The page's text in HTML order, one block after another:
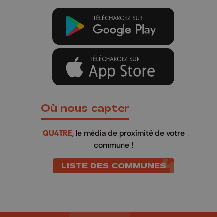
Où nous capter
QU4TRE, le média de proximité de votre
commune !
LISTE DES COMMUNES